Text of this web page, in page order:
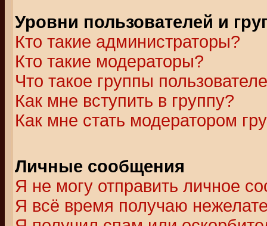
Уровни пользователей и
Кто такие администраторы?
Кто такие модераторы?
Что такое группы
Как мне вступить в группу?
Как мне стать модератором
Личные сообщения
Я не могу отправить личное
Я всё время получаю